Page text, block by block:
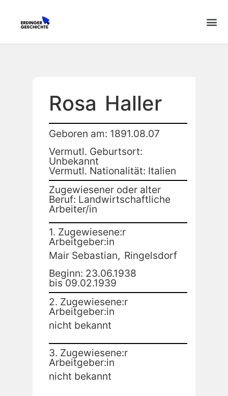
Rosa Haller
Geboren am: 1891.08.07
Vermutl. Geburtsort:
Unbekannt
Vermutl. Nationalität: Italien
Zugewiesener oder alter
Beruf: Landwirtschaftliche
Arbeiter/in
1. Zugewiesene:r
Arbeitgeber:in
Mair Sebastian, Ringelsdorf
Beginn: 23.06.1938
bis 09.02.1939
2. Zugewiesene:r
Arbeitgeber:in
nicht bekannt
3. Zugewiesene:r
Arbeitgeber:in
nicht bekannt